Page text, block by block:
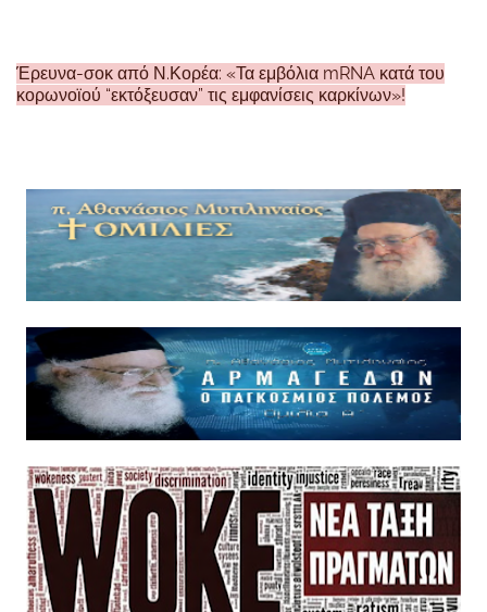
Έρευνα-σοκ από Ν.Κορέα: «Τα εμβόλια mRNA κατά του
κορωνοϊού “εκτόξευσαν” τις εμφανίσεις καρκίνων»!